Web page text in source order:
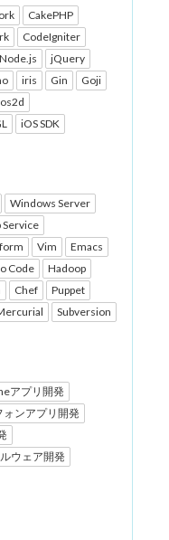
CakePHP
CodeIgniter
Node.js
jQuery
iris Gin
Goji
iOS SDK
Windows Server
Service
Vim
Emacs
Code
Hadoop
Chef
Puppet
Subversion
アプリ開発
ンアプリ開発
ウェア開発